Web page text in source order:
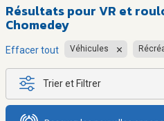
Résultats pourVR et
Chomedey
Effacer tout Véhicules
Trier et Filtrer